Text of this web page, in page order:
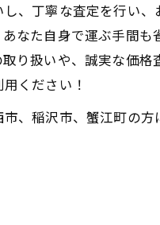
、丁寧な査定を行い
なた自身で運ぶ手間
り扱いや、誠実な価
ください！
、稲沢市、蟹江町の方